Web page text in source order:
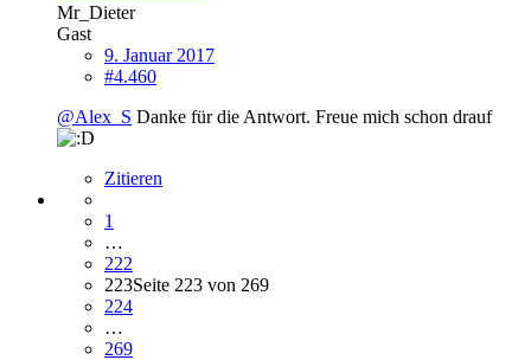
Mr_Dieter
Gast
9. Januar 2017
#4.460
@Alex_S Danke für die Antwort. Freue mich schon drauf
Zitieren
1
…
222
223Seite 223 von 269
224
…
269